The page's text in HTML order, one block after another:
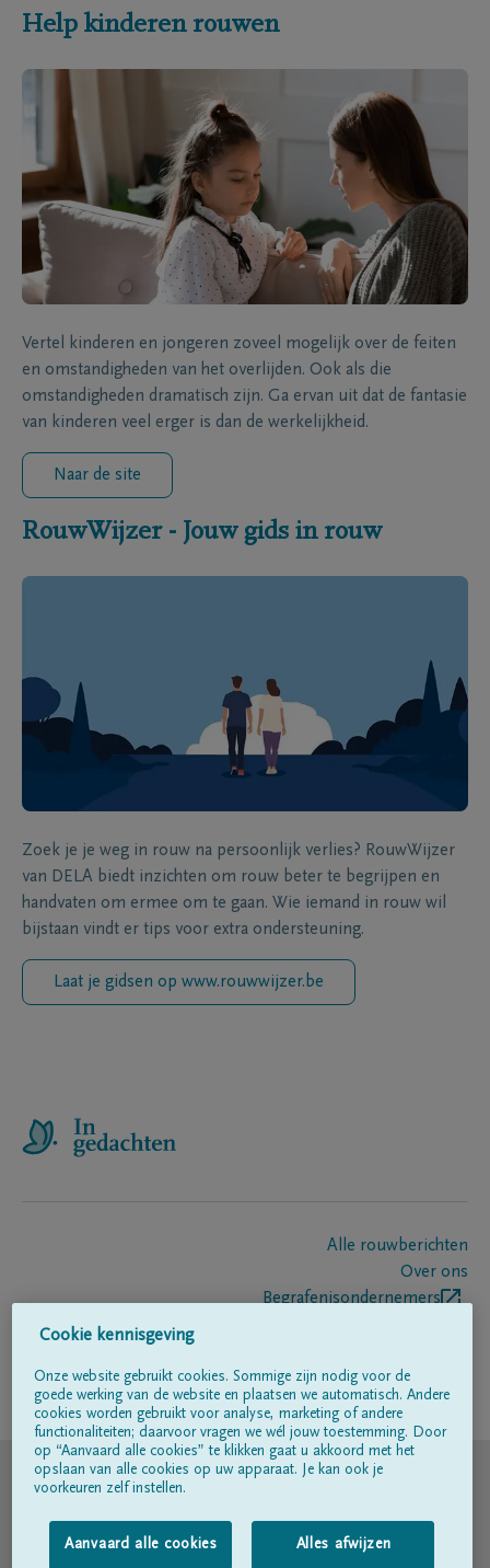
Help kinderen rouwen
Vertel kinderen en jongeren zoveel mogelijk over de feiten
en omstandigheden van het overlijden. Ook als die
omstandigheden dramatisch zijn. Ga ervan uit dat de fantasie
van kinderen veel erger is dan de werkelijkheid.
Naar de site
RouwWijzer - Jouw gids in rouw
Zoek je je weg in rouw na persoonlijk verlies? RouwWijzer
van DELA biedt inzichten om rouw beter te begrijpen en
handvaten om ermee om te gaan. Wie iemand in rouw wil
bijstaan vindt er tips voor extra ondersteuning.
Laat je gidsen op www.rouwwijzer.be
Alle rouwberichten
Over ons
Begrafenisondernemers
Volg ons op
© DELA
Gebruiksvoorwaarden
Cookie kennisgeving
Onze website gebruikt cookies. Sommige zijn nodig voor de
goede werking van de website en plaatsen we automatisch. Andere
cookies worden gebruikt voor analyse, marketing of andere
functionaliteiten; daarvoor vragen we wél jouw toestemming. Door
op “Aanvaard alle cookies” te klikken gaat u akkoord met het
opslaan van alle cookies op uw apparaat. Je kan ook je
voorkeuren zelf instellen.
Aanvaard alle cookies Alles afwijzen